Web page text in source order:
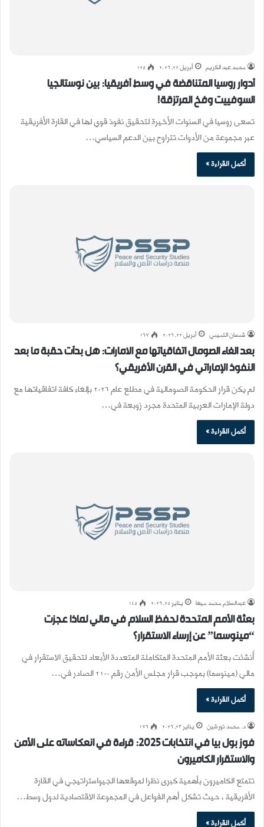
محمد عبد الكريم أبريل 22, 2026 125
أدوار روسيا المتناقضة في وسط أفريقيا: بين نوستالجيا
السوفييت وفخ المرتزقة!
تسعى روسيا في السنوات الأخيرة لتحقيق نفوذ قوي لها في القارة الأفريقية
عبر مجموعة من الأدوات تتراوح بين الدعم السياسي…
أكمل القراءة »
شمسان التميمي أبريل 22, 2026 167
بعد الغاء الصومال اتفاقياتها مع الامارات: هل بدأت حقبة ما بعد
النفوذ الإماراتي في القرن الأفريقي؟
لم يكن قرار الحكومة الصومالية في مطلع عام 2026 بإلغاء كافة اتفاقياتها مع
دولة الإمارات العربية المتحدة مجرد زوبعة في…
أكمل القراءة »
عبدالسلام محمد ميغا يناير 25, 2026 145
بعثة الأمم المتحدة لحفظ السلام في مالي لماذا عجزت
“مينوسما” عن إرساء الاستقرار؟
أُنشئت بعثة الأمم المتحدة المتكاملة المتعددة الأبعاد لتحقيق الاستقرار في
مالي (مينوسما) بموجب قرار مجلس الأمن رقم 2100 الصادر في…
أكمل القراءة »
د. محمد تورشين يناير 23, 2026 176
فوز بول بيا في انتخابات 2025: قراءة في انعكاساته على الأمن
والاستقرار الكاميرون
تتمتع الكاميرون بأهمية كبرى نظرا لموقعها الجيواستراتيجي في القارة
الأفريقية ، حيث تشكل أهم الفواعل في المجموعة الاقتصادية لدول وسط…
أكمل القراءة »